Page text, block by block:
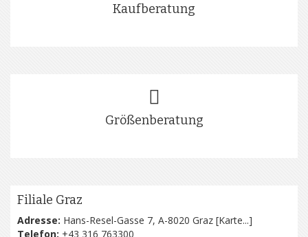
Kaufberatung
Größenberatung
Filiale Graz
Adresse: Hans-Resel-Gasse 7, A-8020 Graz [Karte...]
Telefon: +43 316 763300